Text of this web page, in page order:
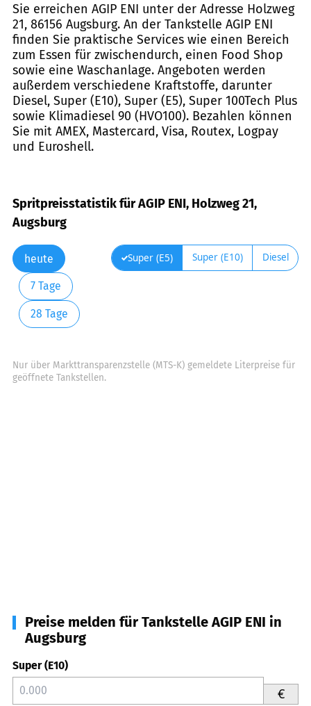
Sie erreichen AGIP ENI unter der Adresse Holzweg
21, 86156 Augsburg. An der Tankstelle AGIP ENI
finden Sie praktische Services wie einen Bereich
zum Essen für zwischendurch, einen Food Shop
sowie eine Waschanlage. Angeboten werden
außerdem verschiedene Kraftstoffe, darunter
Diesel, Super (E10), Super (E5), Super 100Tech Plus
sowie Klimadiesel 90 (HVO100). Bezahlen können
Sie mit AMEX, Mastercard, Visa, Routex, Logpay
und Euroshell.
Spritpreisstatistik für AGIP ENI, Holzweg 21,
Augsburg
heute
7 Tage
28 Tage
Super (E5) Super (E10) Diesel
Nur über Markttransparenzstelle (MTS-K) gemeldete Literpreise für
geöffnete Tankstellen.
Preise melden für Tankstelle AGIP ENI in
Augsburg
Super (E10)
€